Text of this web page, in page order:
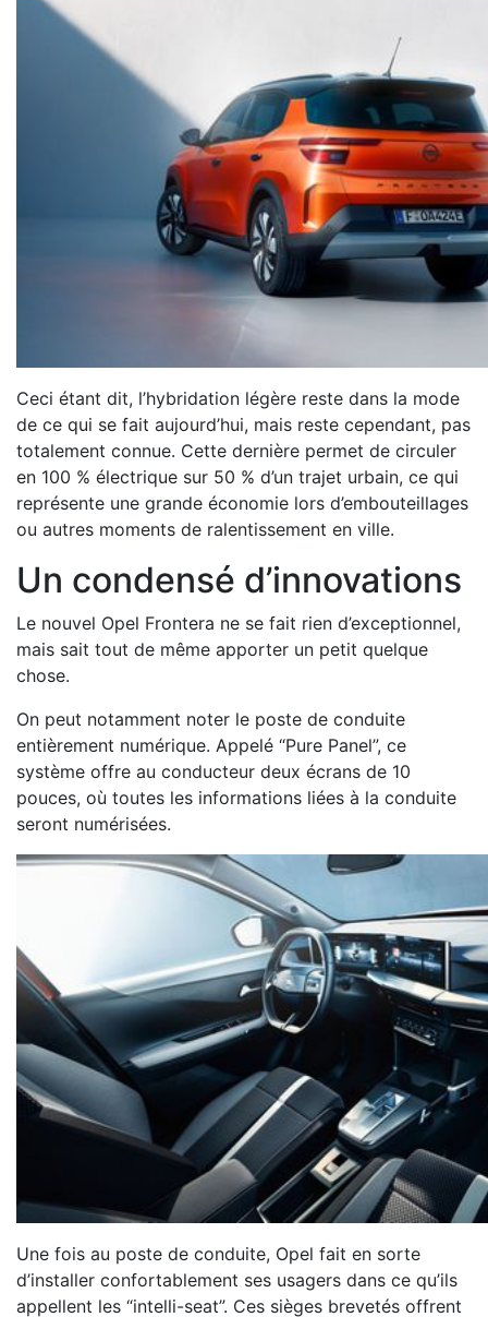
Ceci étant dit, l’hybridation légère reste dans la mode
de ce qui se fait aujourd’hui, mais reste cependant, pas
totalement connue. Cette dernière permet de circuler
en 100 % électrique sur 50 % d’un trajet urbain, ce qui
représente une grande économie lors d’embouteillages
ou autres moments de ralentissement en ville.
Un condensé d’innovations
Le nouvel Opel Frontera ne se fait rien d’exceptionnel,
mais sait tout de même apporter un petit quelque
chose.
On peut notamment noter le poste de conduite
entièrement numérique. Appelé “Pure Panel”, ce
système offre au conducteur deux écrans de 10
pouces, où toutes les informations liées à la conduite
seront numérisées.
Une fois au poste de conduite, Opel fait en sorte
d’installer confortablement ses usagers dans ce qu’ils
appellent les “intelli-seat”. Ces sièges brevetés offrent